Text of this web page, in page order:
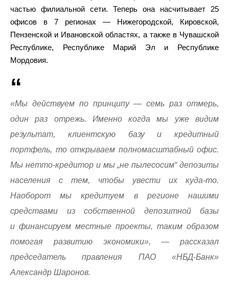
частью филиальной сети. Теперь она насчитывает 25
офисов в 7 регионах — Нижегородской, Кировской,
Пензенской и Ивановской областях, а также в Чувашской
Республике, Республике Марий Эл и Республике
Мордовия.
«Мы действуем по принципу — семь раз отмерь,
один раз отрежь. Именно когда мы уже видим
результат, клиентскую базу и кредитный
портфель, то открываем полномасштабный офис.
Мы нетто-кредитор и мы „не пылесосим“ депозиты
населения с тем, чтобы увести их куда-то.
Наоборот мы кредитуем в регионе нашими
средствами из собственной депозитной базы
и финансируем местные проекты, таким образом
помогая развитию экономики», — рассказал
председатель правления ПАО «НБД-Банк»
Александр Шаронов.